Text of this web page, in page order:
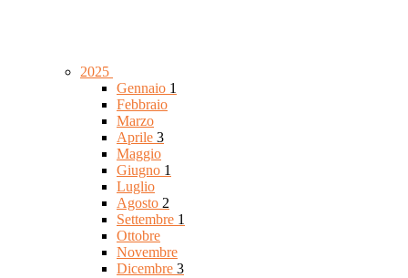
2025
Gennaio 1
Febbraio
Marzo
Aprile 3
Maggio
Giugno 1
Luglio
Agosto 2
Settembre 1
Ottobre
Novembre
Dicembre 3